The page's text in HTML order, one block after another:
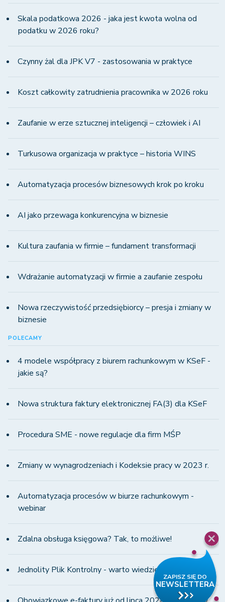
Skala podatkowa 2026 - jaka jest kwota wolna od
podatku w 2026 roku?
Czynny żal dla JPK V7 - zastosowania w praktyce
Koszt całkowity zatrudnienia pracownika w 2026 roku
Zaufanie w erze sztucznej inteligencji – człowiek i AI
Turkusowa organizacja w praktyce – historia WINS
Automatyzacja procesów biznesowych krok po kroku
AI jako przewaga konkurencyjna w biznesie
Kultura zaufania w firmie – fundament transformacji
Wdrażanie automatyzacji w firmie a zaufanie zespołu
Nowa rzeczywistość przedsiębiorcy – presja i zmiany w
biznesie
POLECAMY
4 modele współpracy z biurem rachunkowym w KSeF -
jakie są?
Nowa struktura faktury elektronicznej FA(3) dla KSeF
Procedura SME - nowe regulacje dla firm MŚP
Zmiany w wynagrodzeniach i Kodeksie pracy w 2023 r.
Automatyzacja procesów w biurze rachunkowym -
webinar
Zdalna obsługa księgowa? Tak, to możliwe!
Jednolity Plik Kontrolny - warto wiedzieć!